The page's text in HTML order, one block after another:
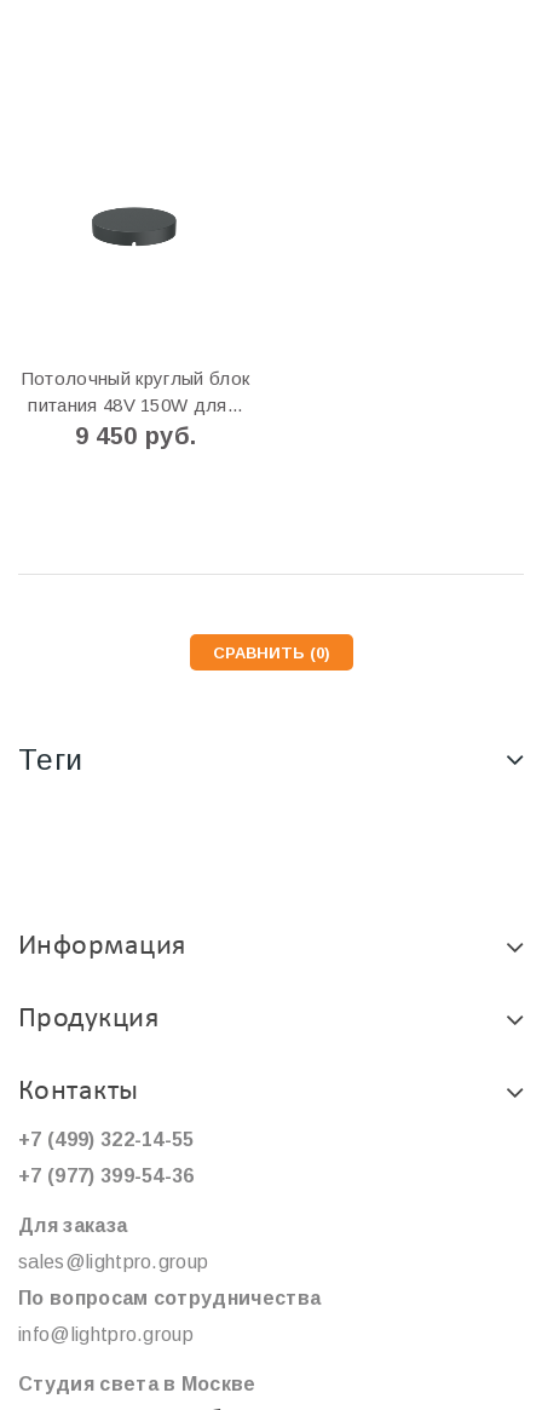
Потолочный круглый блок
питания 48V 150W для...
9 450 руб.
СРАВНИТЬ (0)
Теги
Информация
Продукция
Контакты
+7 (499) 322-14-55
+7 (977) 399-54-36
Для заказа
sales@lightpro.group
По вопросам сотрудничества
info@lightpro.group
Студия света в Москве